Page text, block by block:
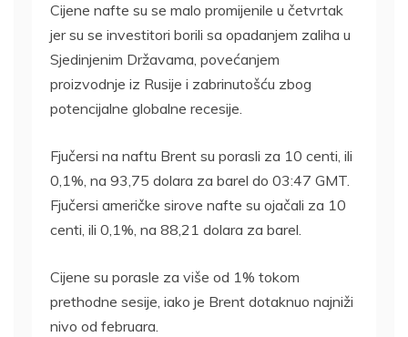
Cijene nafte su se malo promijenile u četvrtak
jer su se investitori borili sa opadanjem zaliha u
Sjedinjenim Državama, povećanjem
proizvodnje iz Rusije i zabrinutošću zbog
potencijalne globalne recesije.
Fjučersi na naftu Brent su porasli za 10 centi, ili
0,1%, na 93,75 dolara za barel do 03:47 GMT.
Fjučersi američke sirove nafte su ojačali za 10
centi, ili 0,1%, na 88,21 dolara za barel.
Cijene su porasle za više od 1% tokom
prethodne sesije, iako je Brent dotaknuo najniži
nivo od februara.